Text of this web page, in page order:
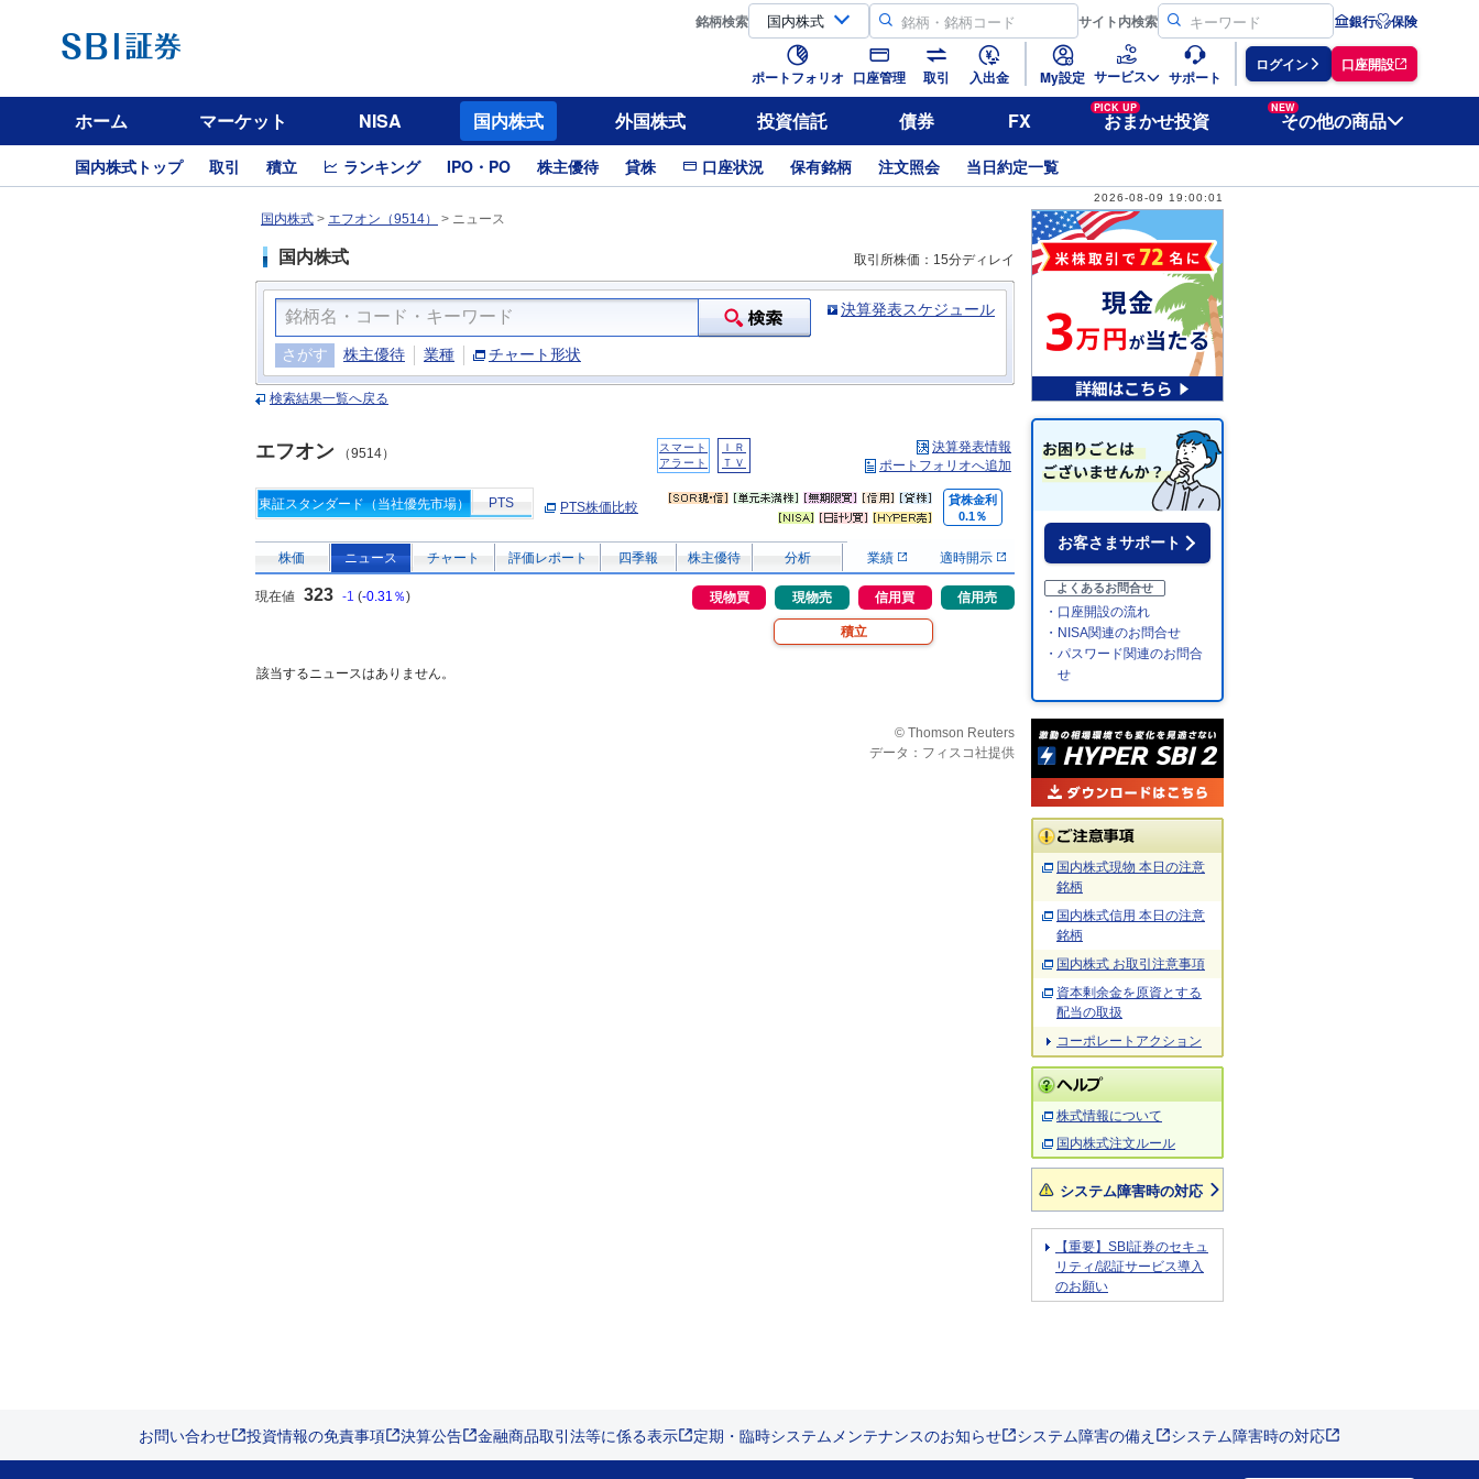
銘柄検索 サイト内検索 銀行 保険
ポートフォリオ 口座管理 取引 入出金 My設定 サービス サポート
ログイン 口座開設
ホーム マーケット NISA 国内株式 外国株式 投資信託 債券 FX
PICK UP
おまかせ投資
NEW
その他の商品
国内株式トップ 取引 積立 ランキング IPO・PO 株主優待 貸株 口座状況 保有銘柄 注文照会 当日約定一覧
2026-08-09 19:00:01
国内株式 > エフオン（9514） > ニュース
国内株式 取引所株価：15分ディレイ
決算発表スケジュール
さがす 株主優待 業種 チャート形状
検索結果一覧へ戻る
エフオン （9514）
スマート
アラート
ＩＲ
ＴＶ
決算発表情報
ポートフォリオへ追加
東証スタンダード（当社優先市場） PTS PTS株価比較
貸株金利
0.1％
株価 ニュース チャート 評価レポート 四季報 株主優待 分析 業績 適時開示
現在値 323 -1 (-0.31％) 現物買 現物売 信用買 信用売
積立
該当するニュースはありません。
© Thomson Reuters
データ：フィスコ社提供
お客さまサポート
よくあるお問合せ
・口座開設の流れ
・NISA関連のお問合せ
・パスワード関連のお問合
せ
国内株式現物 本日の注意
銘柄
国内株式信用 本日の注意
銘柄
国内株式 お取引注意事項
資本剰余金を原資とする
配当の取扱
コーポレートアクション
株式情報について
国内株式注文ルール
システム障害時の対応
【重要】SBI証券のセキュ
リティ/認証サービス導入
のお願い
お問い合わせ 投資情報の免責事項 決算公告 金融商品取引法等に係る表示 定期・臨時システムメンテナンスのお知らせ システム障害の備え システム障害時の対応